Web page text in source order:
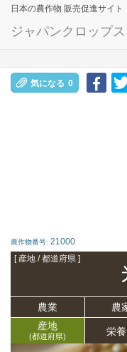
日本の農作物 販売促進サイト
ジャパンクロップス
気になる 0
農作物番号: 21000
[ 産地 / 都道府県 ]
農業 農
産地
(都道府県) 栄養